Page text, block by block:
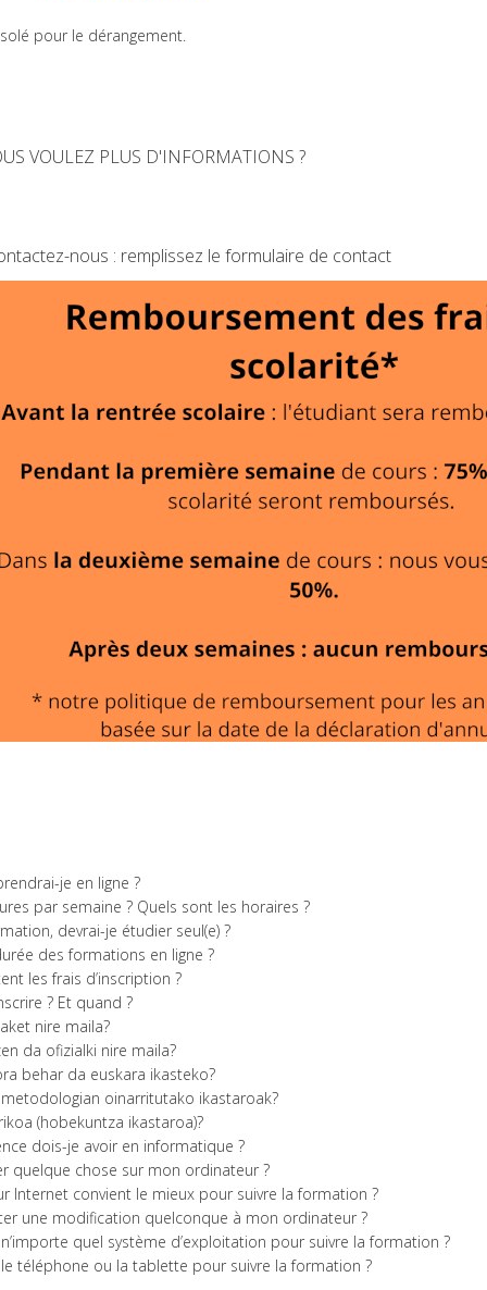
pour le dérangement.
VOULEZ PLUS D'INFORMATIONS ?
nous : remplissez le formulaire de contact
je en ligne ?
par semaine ? Quels sont les horaires ?
devrai-je étudier seul(e) ?
des formations en ligne ?
les frais d’inscription ?
? Et quand ?
nire maila?
da ofizialki nire maila?
behar da euskara ikasteko?
oinarritutako ikastaroak?
(hobekuntza ikastaroa)?
dois-je avoir en informatique ?
quelque chose sur mon ordinateur ?
Internet convient le mieux pour suivre la formation ?
une modification quelconque à mon ordinateur ?
quel système d’exploitation pour suivre la formation ?
téléphone ou la tablette pour suivre la formation ?